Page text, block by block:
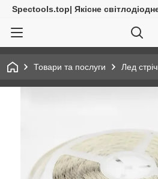
Spectools.top| Якісне
Товари та послуги Лед